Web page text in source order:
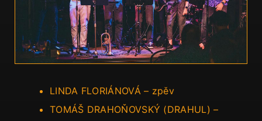
LINDA FLORIÁNOVÁ – zpěv
TOMÁŠ DRAHOŇOVSKÝ (DRAHUL) –